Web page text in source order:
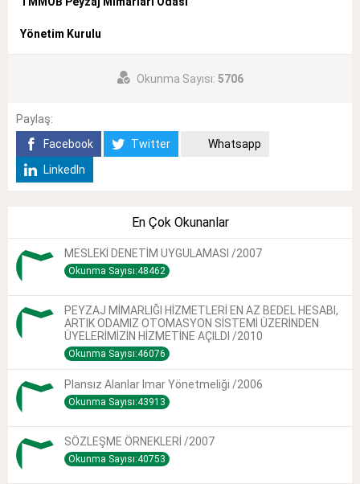
Yönetim Kurulu
Okunma Sayısı: 5706
Paylaş:
Facebook
Twitter
Whatsapp
LinkedIn
En Çok Okunanlar
MESLEKİ DENETİM UYGULAMASI /2007
Okunma Sayısı:48462
PEYZAJ MİMARLIĞI HİZMETLERİ EN AZ BEDEL HESABI,
ARTIK ODAMIZ OTOMASYON SİSTEMİ ÜZERİNDEN
ÜYELERİMİZİN HİZMETİNE AÇILDI /2010
Okunma Sayısı:46076
Plansız Alanlar Imar Yönetmeliği /2006
Okunma Sayısı:43913
SÖZLEŞME ÖRNEKLERİ /2007
Okunma Sayısı:40753